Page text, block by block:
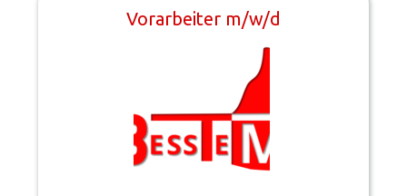
Vorarbeiter m/w/d